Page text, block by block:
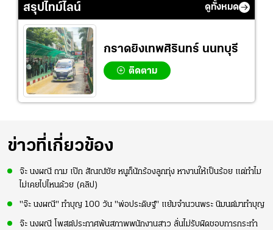
สรุปไทม์ไลน์ ดูทั้งหมด
กราดยิงเทพศิรินทร์ นนทบุรี
ติดตาม
ข่าวที่เกี่ยวข้อง
จ๊ะ นงผณี ถาม เป๊ก สัณณ์ชัย หนูก็นักร้องลูกทุ่ง หางานให้เป็นร้อย แต่ทำไม
ไม่เคยไปไหนด้วย (คลิป)
"จ๊ะ นงผณี" ทำบุญ 100 วัน "พ่อประดิษฐ์" แย้มจำนวนพระ นิมนต์มาทำบุญ
จ๊ะ นงผณี โพสต์ประกาศพ้นสภาพพนักงานสาว ลั่นไม่รับผิดชอบการกระทำ